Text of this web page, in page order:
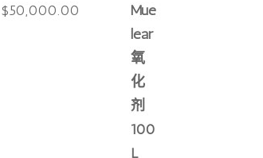
原
$50,000.00
$50,000.00。